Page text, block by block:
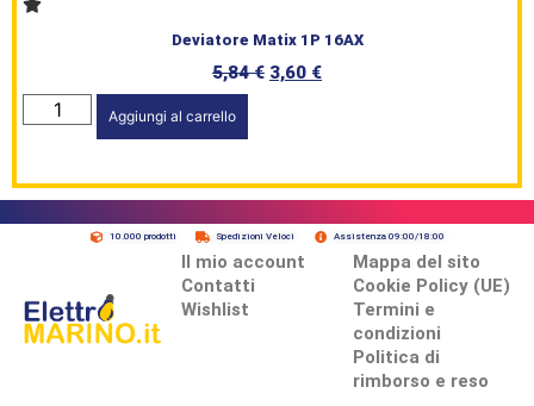
Deviatore Matix 1P 16AX
5,84€ 3,60 €
Aggiungi al carrello
10.000 prodotti Spedizioni Veloci Assistenza 09:00/18:00
Il mio account
Contatti
Wishlist
Mappa del sito
Cookie Policy (UE)
Termini e
condizioni
Politica di
rimborso e reso